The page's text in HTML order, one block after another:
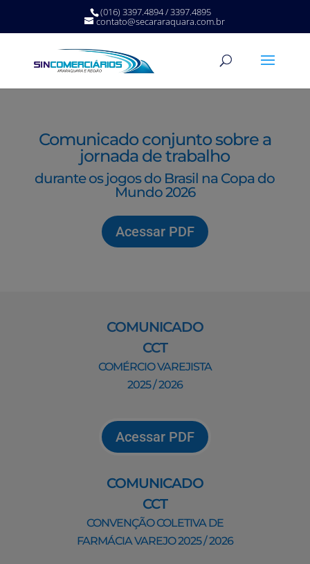
(016) 3397.4894 / 3397.4895
contato@secararaquara.com.br
Comunicado conjunto sobre a
jornada de trabalho
durante os jogos do Brasil na Copa do
Mundo 2026
Acessar PDF
COMUNICADO
CCT
COMÉRCIO VAREJISTA
2025 / 2026
Acessar PDF
COMUNICADO
CCT
CONVENÇÃO COLETIVA DE
FARMÁCIA VAREJO 2025 / 2026